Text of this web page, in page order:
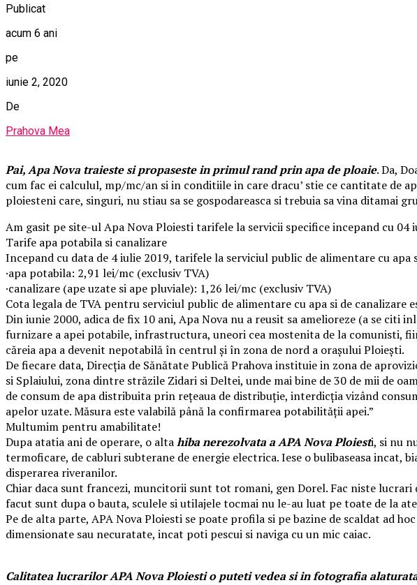
Publicat
acum 6 ani
pe
iunie 2, 2020
De
Prahova Mea
Pai, Apa Nova traieste si propaseste in primul rand prin apa de ploaie. Da,
cum fac ei calculul, mp/mc/an si in conditiile in care dracu’ stie ce cantitate de
ploiesteni care, singuri, nu stiau sa se gospodareasca si trebuia sa vina ditamai
Am gasit pe site-ul Apa Nova Ploiesti tarifele la servicii specifice incepand cu 04
Tarife apa potabila si canalizare
Incepand cu data de 4 iulie 2019, tarifele la serviciul public de alimentare cu
·apa potabila: 2,91 lei/mc (exclusiv TVA)
·canalizare (ape uzate si ape pluviale): 1,26 lei/mc (exclusiv TVA)
Cota legala de TVA pentru serviciul public de alimentare cu apa si de canalizare
Din iunie 2000, adica de fix 10 ani, Apa Nova nu a reusit sa amelioreze (a se
furnizare a apei potabile, infrastructura, uneori cea mostenita de la comunisti,
căreia apa a devenit nepotabilă în centrul şi în zona de nord a oraşului Ploieşti.
De fiecare data, Direcţia de Sănătate Publică Prahova instituie in zona de
si Splaiului, zona dintre străzile Zidari si Deltei, unde mai bine de 30 de mii de
de consum de apa distribuita prin reţeaua de distribuţie, interdicţia vizând
apelor uzate. Măsura este valabilă până la confirmarea potabilităţii apei.”
Multumim pentru amabilitate!
Dupa atatia ani de operare, o altahiba nerezolvata a APA Nova Ploiesti, si nu
termoficare, de cabluri subterane de energie electrica. Iese o bulibaseasa incat,
disperarea riveranilor.
Chiar daca sunt francezi, muncitorii sunt tot romani, gen Dorel. Fac niste lucrari
facut sunt dupa o bauta, sculele si utilajele tocmai nu le-au luat pe toate de la
Pe de alta parte, APA Nova Ploiesti se poate profila si pe bazine de scaldat ad
dimensionate sau necuratate, incat poti pescui si naviga cu un mic caiac.
Calitatea lucrarilor APA Nova Ploiesti o puteti vedea si in fotografia